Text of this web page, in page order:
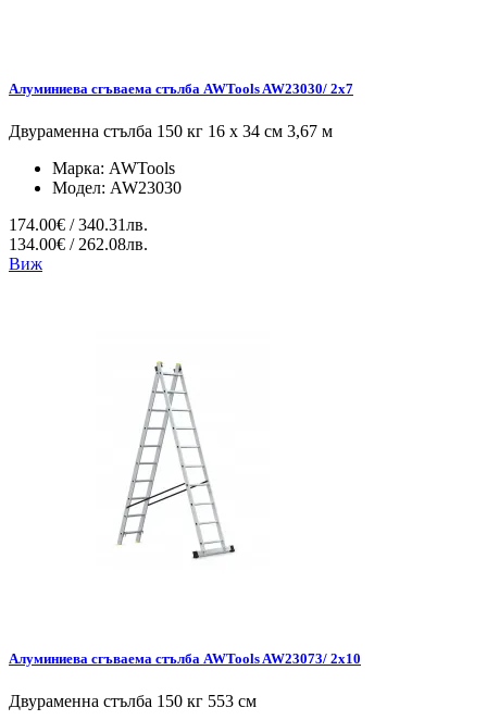
Алуминиева сгъваема стълба AWTools AW23030/ 2x7
Двураменна стълба 150 кг 16 x 34 см 3,67 м
Марка: AWTools
Модел: AW23030
174.00€ / 340.31лв.
134.00€ / 262.08лв.
Виж
Алуминиева сгъваема стълба AWTools AW23073/ 2x10
Двураменна стълба 150 кг 553 см